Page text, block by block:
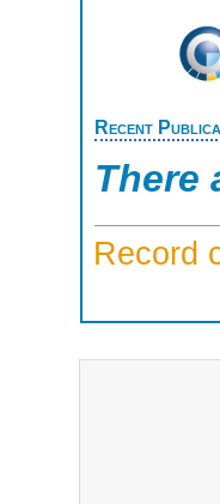
Recent
There
Record